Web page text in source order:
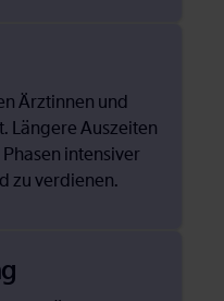
Ärz­tin­nen und
Län­ge­re Aus­zei­ten
in­ten­si­ver
zu ver­die­nen.